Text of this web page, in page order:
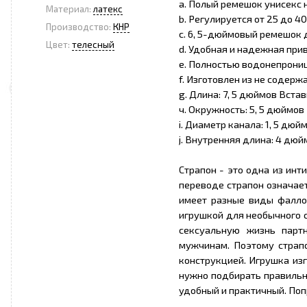
Материал: латекс
Производство: КНР
Цвет: телесный
a. Полый ремешок унисекс
b. Регулируется от 25 до
c. 6, 5-дюймовый ремешок
d. Удобная и надежная
e. Полностью
f. Изготовлен из не
g. Длина: 7, 5 дюймов
ч. Окружность: 5, 5 дюймов
i. Диаметр канала: 1, 5
j. Внутренняя длина: 4
Страпон - это одна из
переводе страпон
имеет разные виды
игрушкой для необычного
сексуальную жизнь
мужчинам. Поэтому
конструкцией. Игрушка
нужно подбирать
удобный и практичный.